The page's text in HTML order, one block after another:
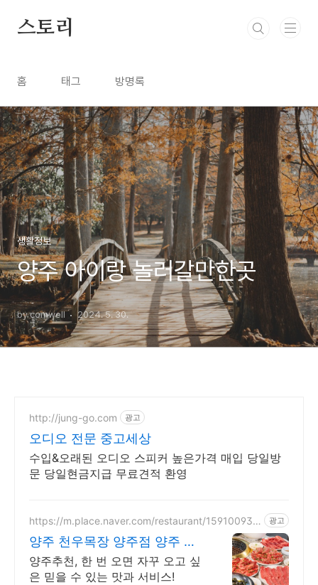
스토리
홈 태그 방명록
생활정보
양주 아이랑 놀러갈만한곳
by comwell 2024. 5. 30.
http://jung-go.com 광고
오디오 전문 중고세상
수입&오래된 오디오 스피커 높은가격 매입 당일방
문 당일현금지급 무료견적 환영
https://m.place.naver.com/restaurant/159100931
광고
양주 천우목장 양주점 양주 레
이크우드cc 근처맛집
양주추천, 한 번 오면 자꾸 오고 싶
은 믿을 수 있는 맛과 서비스!